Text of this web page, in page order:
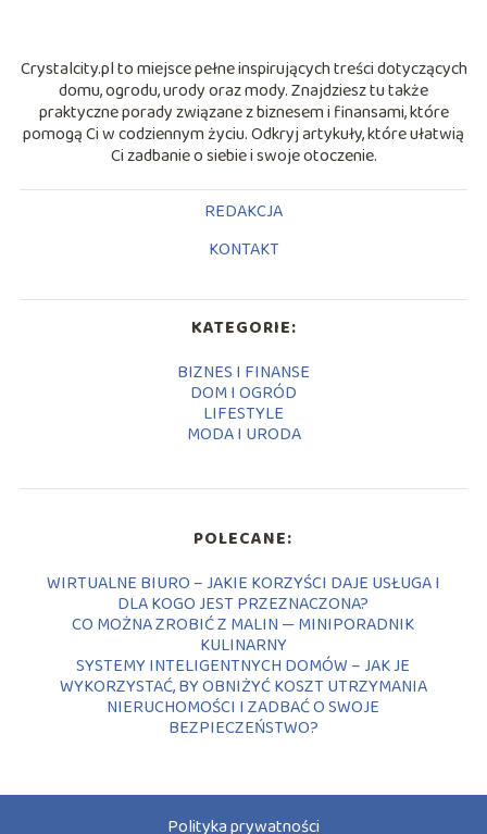
Crystalcity.pl to miejsce pełne inspirujących treści dotyczących
domu, ogrodu, urody oraz mody. Znajdziesz tu także
praktyczne porady związane z biznesem i finansami, które
pomogą Ci w codziennym życiu. Odkryj artykuły, które ułatwią
Ci zadbanie o siebie i swoje otoczenie.
REDAKCJA
KONTAKT
KATEGORIE:
BIZNES I FINANSE
DOM I OGRÓD
LIFESTYLE
MODA I URODA
POLECANE:
WIRTUALNE BIURO – JAKIE KORZYŚCI DAJE USŁUGA I
DLA KOGO JEST PRZEZNACZONA?
CO MOŻNA ZROBIĆ Z MALIN — MINIPORADNIK
KULINARNY
SYSTEMY INTELIGENTNYCH DOMÓW – JAK JE
WYKORZYSTAĆ, BY OBNIŻYĆ KOSZT UTRZYMANIA
NIERUCHOMOŚCI I ZADBAĆ O SWOJE
BEZPIECZEŃSTWO?
Polityka prywatności